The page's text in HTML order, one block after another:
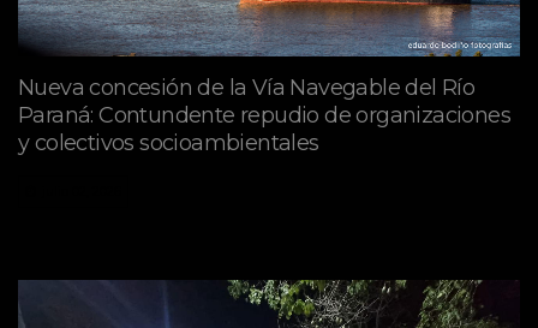
Nueva concesión de la Vía Navegable del Río
Paraná: Contundente repudio de organizaciones
y colectivos socioambientales